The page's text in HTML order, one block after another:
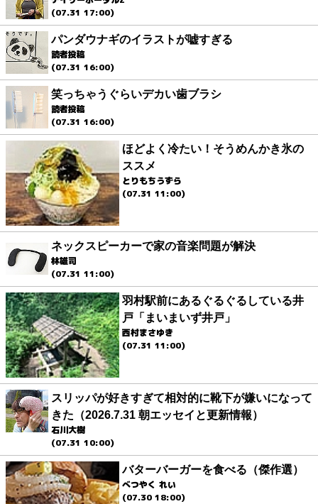
(07.31 17:00)
パンダウナギのイラストが嘘すぎる
読者投稿
(07.31 16:00)
笑っちゃうぐらいデカい歯ブラシ
読者投稿
(07.31 16:00)
ほどよく冷たい！そうめんかき氷の
ススメ
とりもちうずら
(07.31 11:00)
ネックスピーカーで家の音楽問題が解決
林雄司
(07.31 11:00)
羽村駅前にあるぐるぐるしている井
戸「まいまいず井戸」
西村まさゆき
(07.31 11:00)
スリッパが好きすぎて相対的に靴下が嫌いになって
きた（2026.7.31 朝エッセイと更新情報）
石川大樹
(07.31 10:00)
バターバーガーを食べる（傑作選）
べつやく れい
(07.30 18:00)